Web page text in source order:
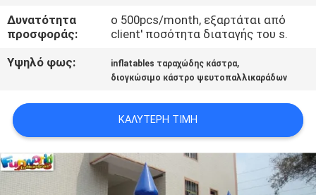
Δυνατότητα
προσφοράς:
ο 500pcs/month, εξαρτάται από
client' ποσότητα διαταγής του s.
Υψηλό φως:
inflatables ταραχώδης κάστρα,
διογκώσιμο κάστρο ψευτοπαλλικαράδων
ΚΑΛΎΤΕΡΗ ΤΙΜΉ